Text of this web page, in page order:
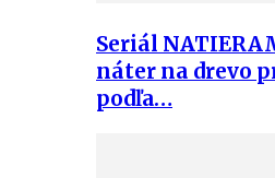
Seriál
náter na drevo
podľa…